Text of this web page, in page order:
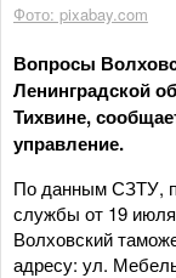
Фото: pixabay.com
Вопросы
Ленинградской
Тихвине,
управление.
По данным СЗТУ,
службы от 19
Волховский
адресу: ул.